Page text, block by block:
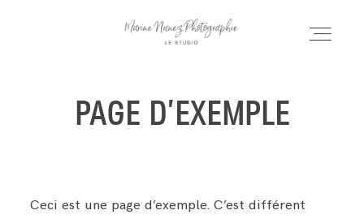
ACCUEIL
MARINE NUNEZ
SÉANCES
PAGE D’EXEMPLE
Ceci est une page d’exemple. C’est différent